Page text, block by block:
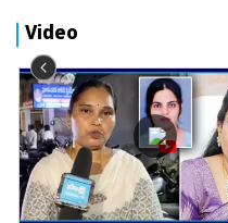
Video